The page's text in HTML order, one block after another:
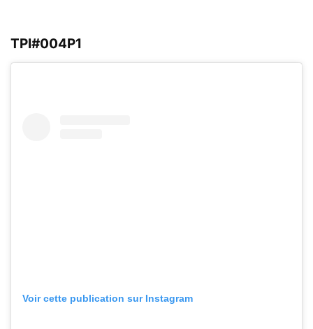
TPI#004P1
Voir cette publication sur Instagram